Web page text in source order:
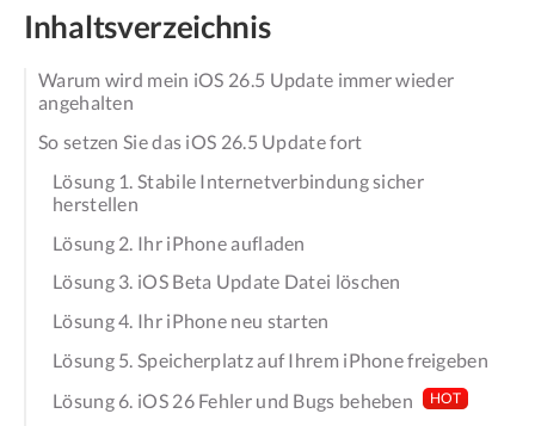
Inhaltsverzeichnis
Warum wird mein iOS 26.5 Update immer wieder
angehalten
So setzen Sie das iOS 26.5 Update fort
Lösung 1. Stabile Internetverbindung sicher
herstellen
Lösung 2. Ihr iPhone aufladen
Lösung 3. iOS Beta Update Datei löschen
Lösung 4. Ihr iPhone neu starten
Lösung 5. Speicherplatz auf Ihrem iPhone freigeben
Lösung 6. iOS 26 Fehler und Bugs beheben
HOT